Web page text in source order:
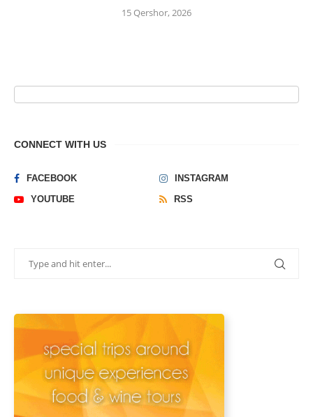
15 Qershor, 2026
CONNECT WITH US
FACEBOOK
INSTAGRAM
YOUTUBE
RSS